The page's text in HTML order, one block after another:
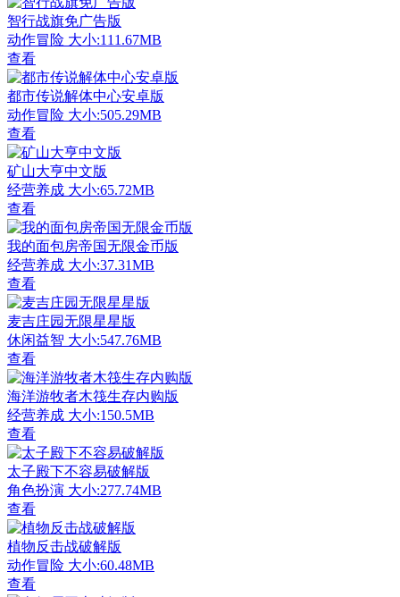
智行战旗免广告版
动作冒险 大小:111.67MB
查看
都市传说解体中心安卓版
动作冒险 大小:505.29MB
查看
矿山大亨中文版
经营养成 大小:65.72MB
查看
我的面包房帝国无限金币版
经营养成 大小:37.31MB
查看
麦吉庄园无限星星版
休闲益智 大小:547.76MB
查看
海洋游牧者木筏生存内购版
经营养成 大小:150.5MB
查看
太子殿下不容易破解版
角色扮演 大小:277.74MB
查看
植物反击战破解版
动作冒险 大小:60.48MB
查看